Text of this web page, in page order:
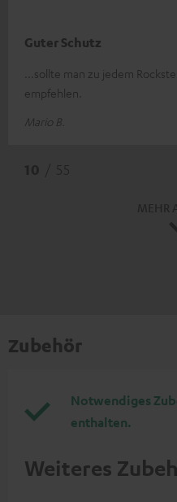
Guter Schutz
...sollte man zu jedem
empfehlen.
Mario B.
Zubehör
Notwendiges
enthalten.
Weiteres